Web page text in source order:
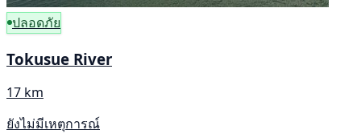
ปลอดภัย
Tokusue River
17 km
ยังไม่มีเหตุการณ์